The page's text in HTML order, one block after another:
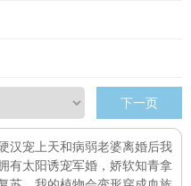
下一页
汉宠上天和病弱老婆离婚后我
有太阳诱宠军婚，娇软知青拿